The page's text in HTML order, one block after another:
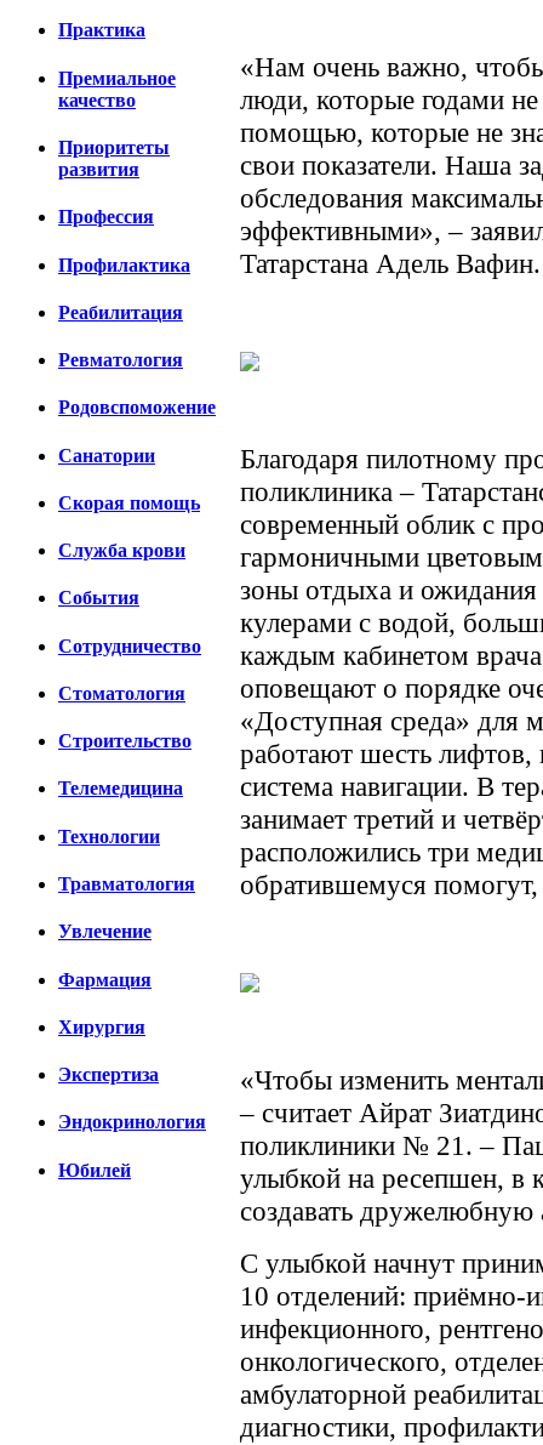
Практика
Премиальное
качество
Приоритеты
развития
Профессия
Профилактика
Реабилитация
Ревматология
Родовспоможение
Санатории
Скорая помощь
Cлужба крови
События
Сотрудничество
Стоматология
Строительство
Телемедицина
Технологии
Травматология
Увлечение
Фармация
Хирургия
Экспертиза
Эндокринология
Юбилей
«Нам очень важно,
люди, которые годами
помощью, которые не
свои показатели. Наша
обследования
эффективными», –
Татарстана Адель Вафин.
Благодаря пилотному
поликлиника –
современный облик с
гармоничными
зоны отдыха и
кулерами с водой,
каждым кабинетом
оповещают о порядке
«Доступная среда» для
работают шесть лифтов,
система навигации. В
занимает третий и
расположились три
обратившемуся помогут,
«Чтобы изменить
– считает Айрат
поликлиники № 21. –
улыбкой на ресепшен, в
создавать
С улыбкой начнут
10 отделений: приёмно-
инфекционного,
онкологического,
амбулаторной
диагностики,